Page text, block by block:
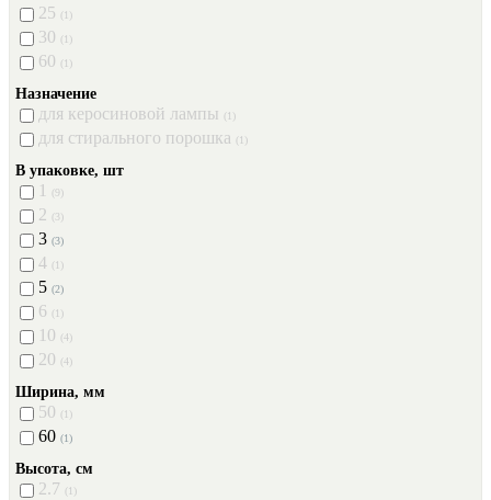
25 (1)
30 (1)
60 (1)
Назначение
для керосиновой лампы (1)
для стирального порошка (1)
В упаковке, шт
1 (9)
2 (3)
3 (3)
4 (1)
5 (2)
6 (1)
10 (4)
20 (4)
Ширина, мм
50 (1)
60 (1)
Высота, см
2.7 (1)